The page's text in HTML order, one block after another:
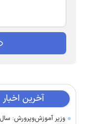
آخرین اخبار
وزیر آموزش‌وپرورش: